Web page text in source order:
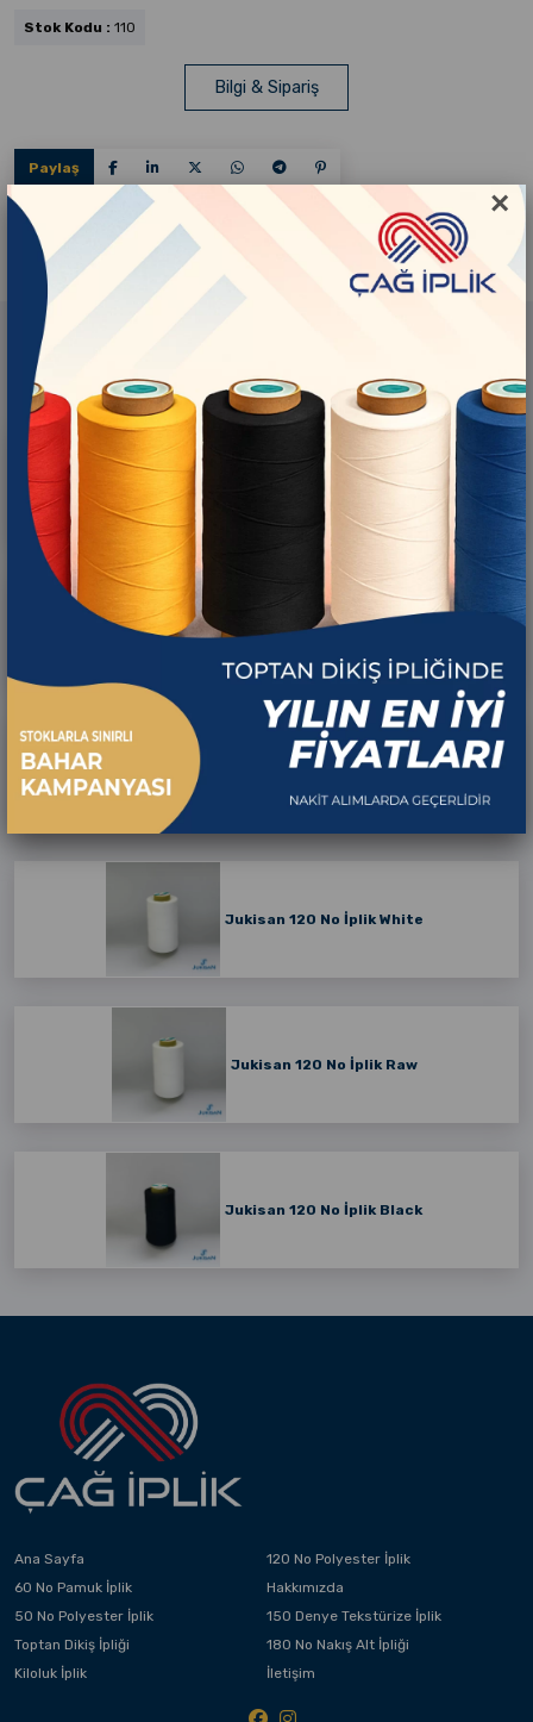
×
Stok Kodu : 110
Bilgi & Sipariş
Paylaş
Çağ İplik Black
Çağ İplik Raw
Jukisan 120 No İplik White
Jukisan 120 No İplik Raw
Jukisan 120 No İplik Black
Ana Sayfa
120 No Polyester İplik
60 No Pamuk İplik
Hakkımızda
50 No Polyester İplik
150 Denye Tekstürize İplik
Toptan Dikiş İpliği
180 No Nakış Alt İpliği
Kiloluk İplik
İletişim